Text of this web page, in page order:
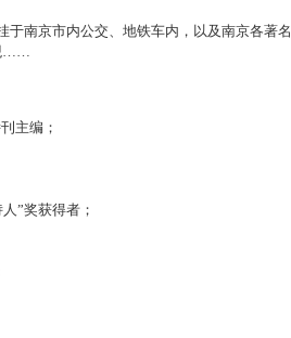
南京市内公交、地铁车内，以及南京各著名
……
主编；
”奖获得者；